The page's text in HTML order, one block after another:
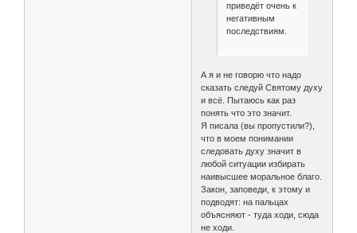
приведёт очень к
негативным
последствиям.
А я и не говорю что надо
сказать следуй Святому духу
и всё. Пытаюсь как раз
понять что это значит.
Я писала (вы пропустили?),
что в моем понимании
следовать духу значит в
любой ситуации избирать
наивысшее моральное благо.
Закон, заповеди, к этому и
подводят: на пальцах
объясняют - туда ходи, сюда
не ходи.